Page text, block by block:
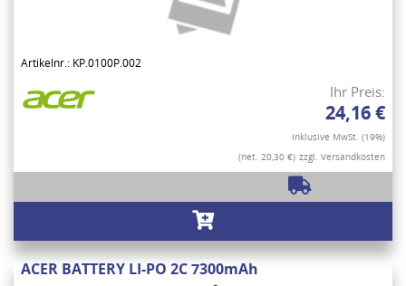
Artikelnr.: KP.0100P.002
Ihr Preis:
24,16 €
Inklusive MwSt. (19%)
(net. 20,30 €) zzgl. Versandkosten
ACER BATTERY LI-PO 2C 7300mAh